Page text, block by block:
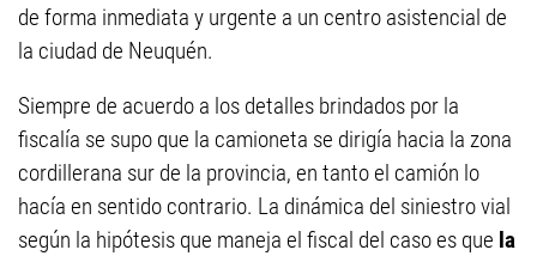
de forma inmediata y urgente a un centro asistencial de
la ciudad de Neuquén.
Siempre de acuerdo a los detalles brindados por la
fiscalía se supo que la camioneta se dirigía hacia la zona
cordillerana sur de la provincia, en tanto el camión lo
hacía en sentido contrario. La dinámica del siniestro vial
según la hipótesis que maneja el fiscal del caso es que la